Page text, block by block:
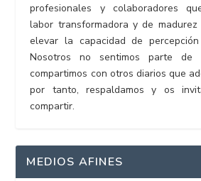
profesionales y colaboradores
labor transformadora y de
elevar la capacidad de
Nosotros no sentimos parte de
compartimos con otros diarios que
por tanto, respaldamos y os
compartir.
MEDIOS AFINES